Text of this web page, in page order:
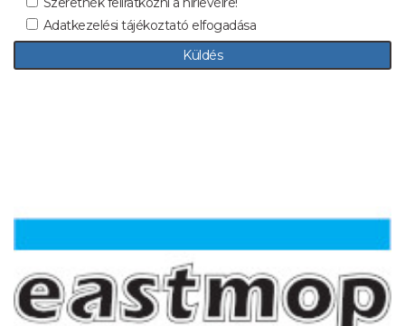
Adatkezelési tájékoztató elfogadása